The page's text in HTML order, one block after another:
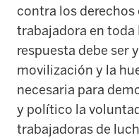
contra los derechos
trabajadora en toda
respuesta debe ser
movilización y la
necesaria para
y político la
trabajadoras de